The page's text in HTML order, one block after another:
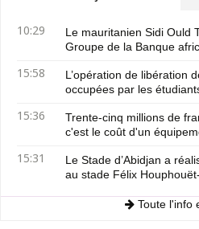
10:29
Le mauritanien Sidi Ould
Groupe de la Banque
15:58
L’opération de libération
occupées par les
15:36
Trente-cinq millions de
c'est le coût d'un
15:31
Le Stade d’Abidjan a
au stade Félix
Toute l'info